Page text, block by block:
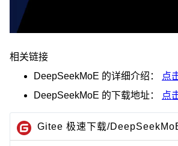
相关链接
DeepSeekMoE 的详细介绍：
点
DeepSeekMoE 的下载地址： 点
Gitee 极速下载/